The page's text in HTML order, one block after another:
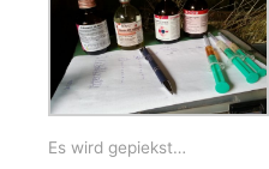
Es wird gepiekst…